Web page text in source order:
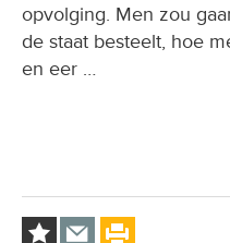
opvolging. Men zou
de staat besteelt, hoe
en eer …